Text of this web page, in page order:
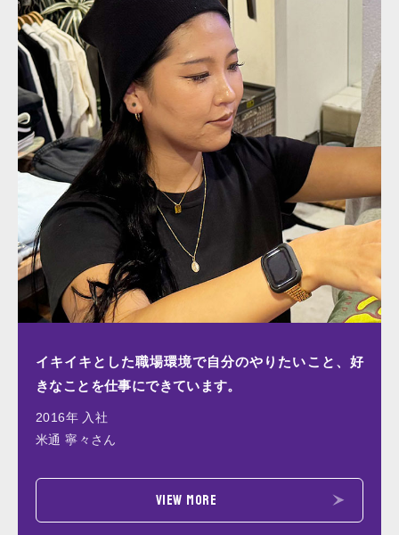
イキイキとした職場環境で自分のやりたいこと、好
きなことを仕事にできています。
2016年 入社
米通 寧々さん
VIEW MORE